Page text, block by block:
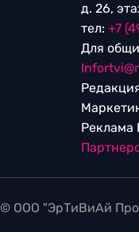
д. 26,
тел: +7
Для
Реклама
© ООО "ЭрТиВиАй